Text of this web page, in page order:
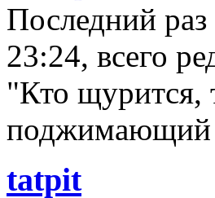
Последний
23:24, всего
"Кто щурится,
поджимающий
tatpit